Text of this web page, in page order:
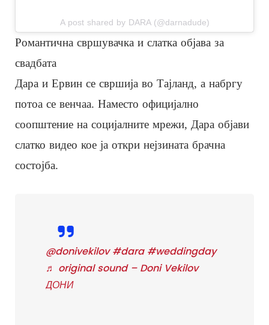
A post shared by DARA (@darnadude)
Романтична свршувачка и слатка објава за
свадбата
Дара и Ервин се свршија во Тајланд, а набргу
потоа се венчаа. Наместо официјално
соопштение на социјалните мрежи, Дара објави
слатко видео кое ја откри нејзината брачна
состојба.
@donivekilov #dara #weddingday
♬ original sound – Doni Vekilov
ДОНИ